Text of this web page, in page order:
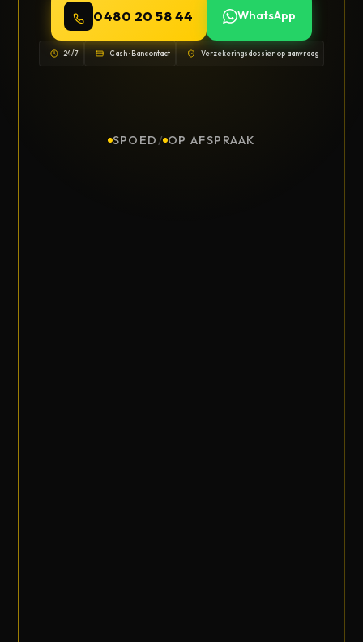
0480 20 58 44 WhatsApp
24/7 Cash · Bancontact Verzekeringsdossier op aanvraag
SPOED / OP AFSPRAAK